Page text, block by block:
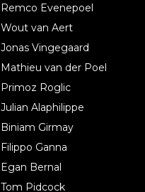
Remco Evenepoel
Wout van Aert
Jonas Vingegaard
Mathieu van der Poel
Primoz Roglic
Julian Alaphilippe
Biniam Girmay
Filippo Ganna
Egan Bernal
Tom Pidcock